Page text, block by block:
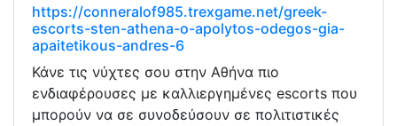
https://conneralof985.trexgame.net/greek-
escorts-sten-athena-o-apolytos-odegos-gia-
apaitetikous-andres-6
Κάνε τις νύχτες σου στην Αθήνα πιο
ενδιαφέρουσες με καλλιεργημένες escorts που
μπορούν να σε συνοδεύσουν σε πολιτιστικές